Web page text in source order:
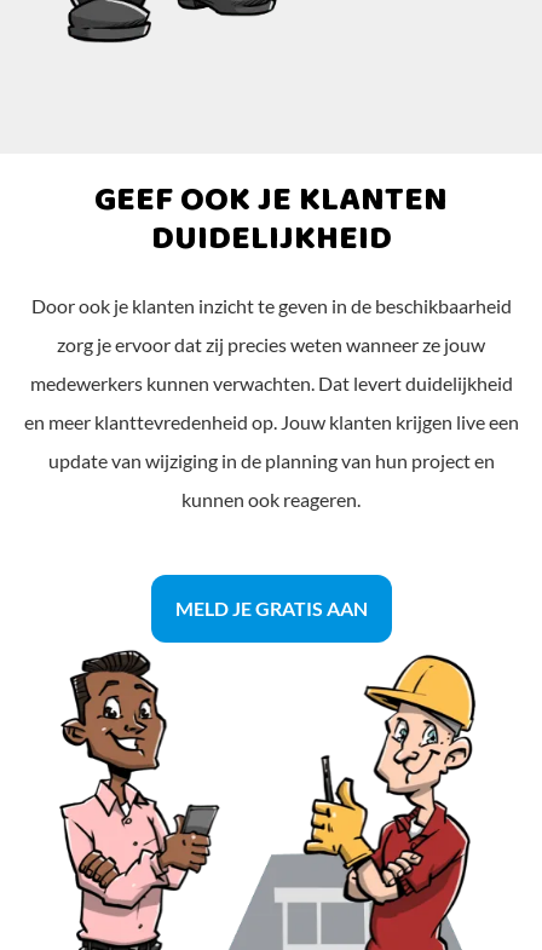
GEEF OOK JE KLANTEN
DUIDELIJKHEID
Door ook je klanten inzicht te geven in de beschikbaarheid
zorg je ervoor dat zij precies weten wanneer ze jouw
medewerkers kunnen verwachten. Dat levert duidelijkheid
en meer klanttevredenheid op. Jouw klanten krijgen live een
update van wijziging in de planning van hun project en
kunnen ook reageren.
MELD JE GRATIS AAN